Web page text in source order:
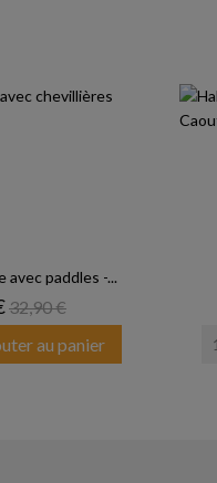
avec paddles -...
Prix de base
32,90 €
au panier